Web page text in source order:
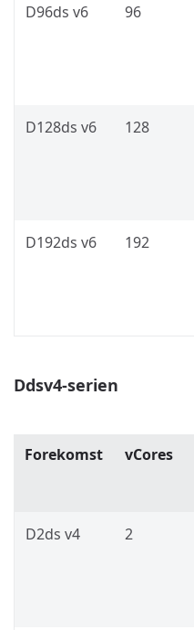
D96ds v6 96
D128ds v6 128
D192ds v6 192
Ddsv4-serien
Forekomst vCores
D2ds v4 2